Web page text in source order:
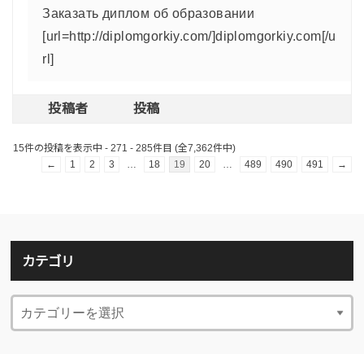
Заказать диплом об образовании
[url=http://diplomgorkiy.com/]diplomgorkiy.com[/u
rl]
投稿者 投稿
15件の投稿を表示中 - 271 - 285件目 (全7,362件中)
←
1 2 3 18 19 20 489 490 491 →
カテゴリ